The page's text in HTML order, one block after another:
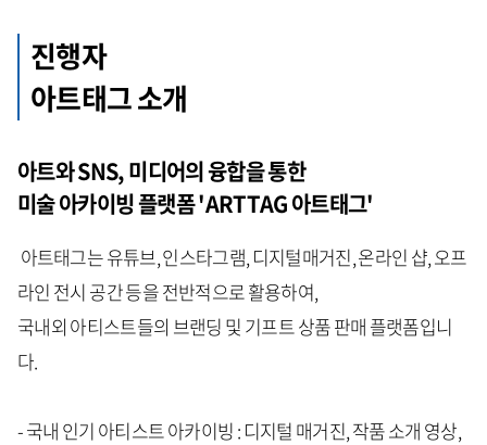
진행자
아트태그 소개
아트와 SNS, 미디어의 융합을 통한
미술 아카이빙 플랫폼 'ARTTAG 아트태그'
아트태그는 유튜브, 인스타그램, 디지털매거진, 온라인 샵, 오프
라인 전시 공간 등을 전반적으로 활용하여,
국내외 아티스트들의 브랜딩 및 기프트 상품 판매 플랫폼입니
다.
- 국내 인기 아티스트 아카이빙 : 디지털 매거진, 작품 소개 영상,